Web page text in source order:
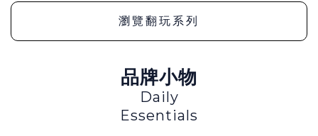
瀏覽翻玩系列
品牌小物
Daily
Essentials